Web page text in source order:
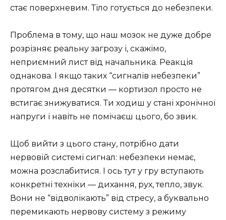
стає поверхневим. Тіло готується до небезпеки.
Проблема в тому, що наш мозок не дуже добре
розрізняє реальну загрозу і, скажімо,
неприємний лист від начальника. Реакція
однакова. І якщо таких “сигналів небезпеки”
протягом дня десятки — кортизол просто не
встигає знижуватися. Ти ходиш у стані хронічної
напруги і навіть не помічаєш цього, бо звик.
Щоб вийти з цього стану, потрібно дати
нервовій системі сигнал: небезпеки немає,
можна розслабитися. І ось тут у гру вступають
конкретні техніки — дихання, рух, тепло, звук.
Вони не “відволікають” від стресу, а буквально
перемикають нервову систему з режиму